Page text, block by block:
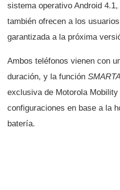
sistema operativo Android
también ofrecen a los
garantizada a la próxima
Ambos teléfonos vienen con
duración, y la función
exclusiva de Motorola
configuraciones en base a la
baterí­a.